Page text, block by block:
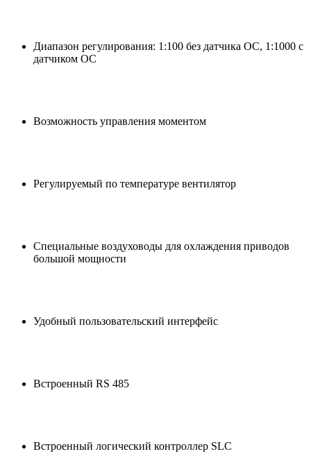
Диапазон регулирования: 1:100 без датчика ОС, 1:1000 с
датчиком ОС
Возможность управления моментом
Регулируемый по температуре вентилятор
Специальные воздуховоды для охлаждения приводов
большой мощности
Удобный пользовательский интерфейс
Встроенный RS 485
Встроенный логический контроллер SLC